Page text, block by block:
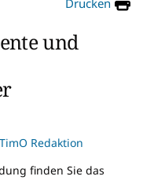
und
TimO Redaktion
finden Sie das